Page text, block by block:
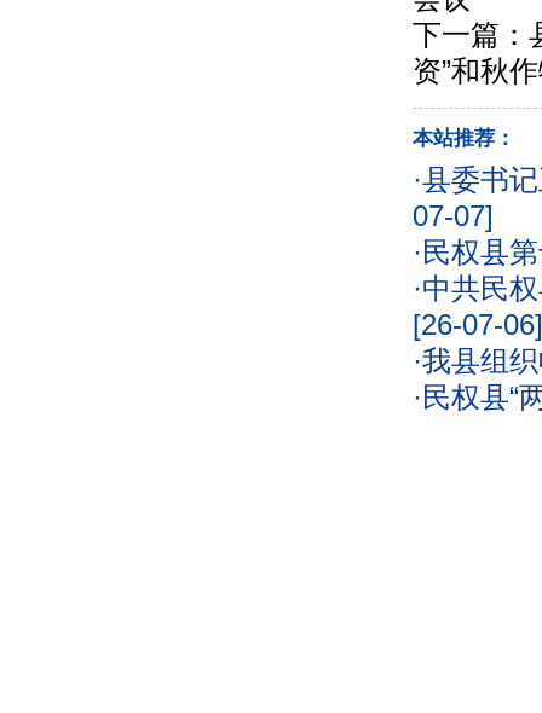
下一篇：
资”和秋
本站推荐：
·县委书
07-07]
·民权县
·中共民
[26-07-06]
·我县组
·民权县“